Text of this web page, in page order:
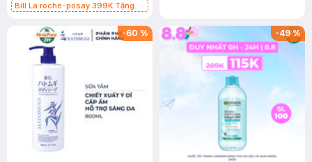
Bill La roche-posay 399K Tặng
(SL có hạn)
-60 % -49%